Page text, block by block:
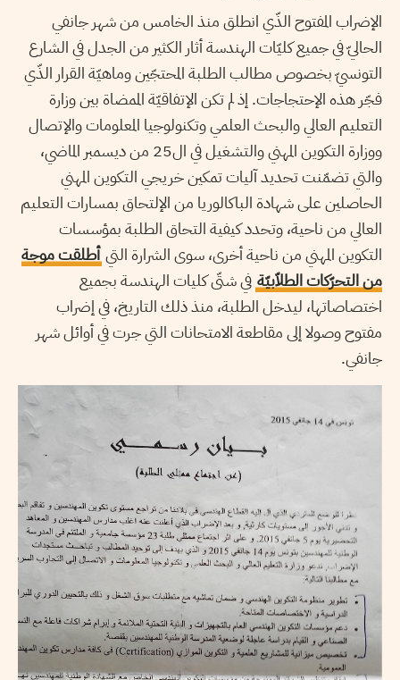
الإضراب المفتوح الذّي انطلق منذ الخامس من شهر جانفي
الحاليّ في جميع كليّات الهندسة أثار الكثير من الجدل في الشارع
التونسيّ بخصوص مطالب الطلبة المحتجّين وماهيّة القرار الذّي
فجّر هذه الإحتجاجات. إذ لم تكن الإتفاقيّة الممضاة بين وزارة
التعليم العالي والبحث العلمي وتكنولوجيا المعلومات والإتصال
ووزارة التكوين المهني والتشغيل في ال25 من ديسمبر الماضي،
والتي تضمّنت تحديد آليات تمكين خريجي التكوين المهني
الحاصلين على شهادة الباكالوريا من الإلتحاق بمسارات التعليم
العالي من ناحية، وتحدد كيفية التحاق الطلبة بمؤسسات
التكوين المهني من ناحية أخرى، سوى الشرارة التي أطلقت موجة
من التحرّكات الطلاّبيّة في شتّى كليات الهندسة بجميع
اختصاصاتها، ليدخل الطلبة، منذ ذلك التاريخ، في إضراب
مفتوح وصولا إلى مقاطعة الامتحانات التي جرت في أوائل شهر
جانفي.